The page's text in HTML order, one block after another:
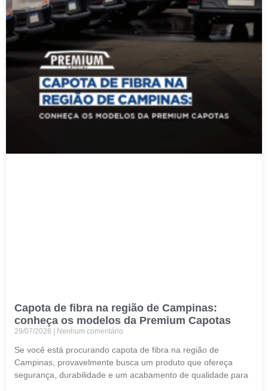
Capota de fibra na região de Campinas:
conheça os modelos da Premium Capotas
29/07/2026 Nenhum comentário
Se você está procurando capota de fibra na região de
Campinas, provavelmente busca um produto que ofereça
segurança, durabilidade e um acabamento de qualidade para